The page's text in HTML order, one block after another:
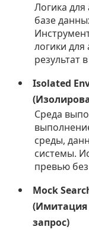
Логика
базе
логики для
результат
Isolated
Среда
среды,
системы.
превью
Mock
(Имитация
запрос)